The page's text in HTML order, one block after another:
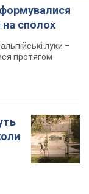
на сполох
луки –
протягом